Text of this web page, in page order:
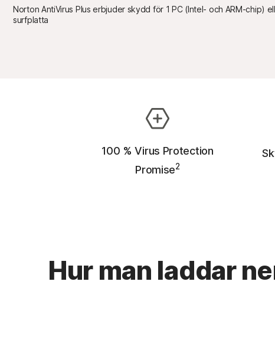
Norton AntiVirus Plus erbjuder skydd för 1 PC (Intel- och ARM-chip)
surfplatta
100 % Virus Protection
Promise2
Hur man laddar